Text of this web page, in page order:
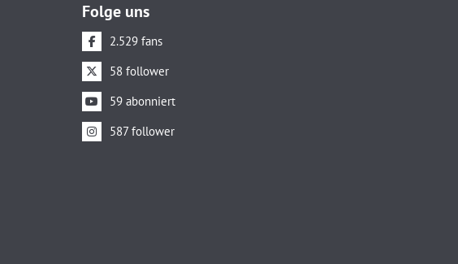
Folge uns
2.529 fans
58 follower
59 abonniert
587 follower